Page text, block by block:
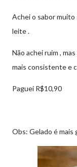
Achei o sabor muito
leite .
Não achei ruim ,
mais consistente e
Paguei R$10,90
Obs: Gelado é mais